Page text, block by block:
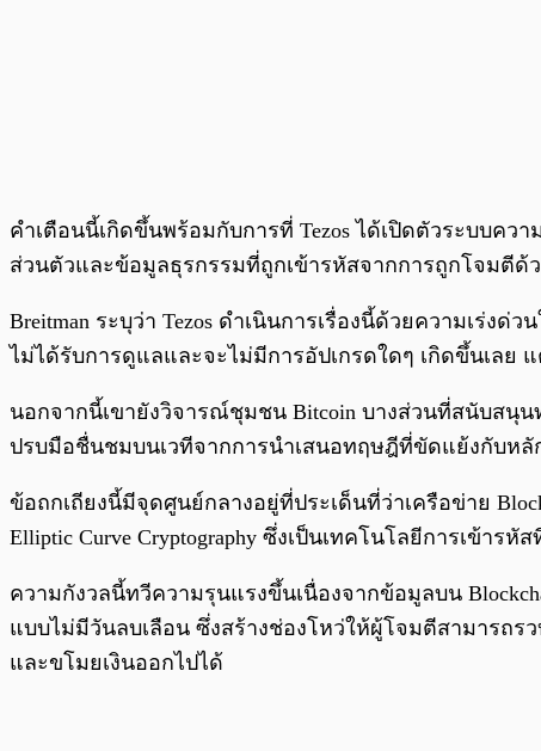
คำเตือนนี้เกิดขึ้นพร้อมกับการที่ Tezos ได้เปิดตัวระบบคว
ส่วนตัวและข้อมูลธุรกรรมที่ถูกเข้ารหัสจากการถูกโจมตี
Breitman ระบุว่า Tezos ดำเนินการเรื่องนี้ด้วยความเร่
ไม่ได้รับการดูแลและจะไม่มีการอัปเกรดใดๆ เกิดขึ้นเลย
นอกจากนี้เขายังวิจารณ์ชุมชน Bitcoin บางส่วนที่สนับสนุ
ปรบมือชื่นชมบนเวทีจากการนำเสนอทฤษฎีที่ขัดแย้งกับห
ข้อถกเถียงนี้มีจุดศูนย์กลางอยู่ที่ประเด็นที่ว่าเครือข่าย
Elliptic Curve Cryptography ซึ่งเป็นเทคโนโลยีการเข้าร
ความกังวลนี้ทวีความรุนแรงขึ้นเนื่องจากข้อมูลบน
แบบไม่มีวันลบเลือน ซึ่งสร้างช่องโหว่ให้ผู้โจมตีสามารถร
และขโมยเงินออกไปได้